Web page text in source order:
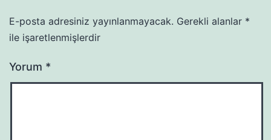
E-posta adresiniz yayınlanmayacak. Gerekli alanlar *
ile işaretlenmişlerdir
Yorum *